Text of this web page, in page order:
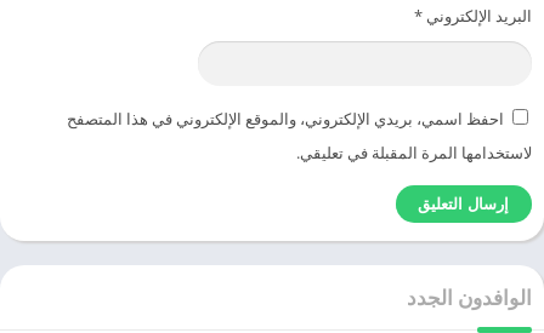
البريد الإلكتروني *
احفظ اسمي، بريدي الإلكتروني، والموقع الإلكتروني في هذا المتصفح
لاستخدامها المرة المقبلة في تعليقي.
الوافدون الجدد